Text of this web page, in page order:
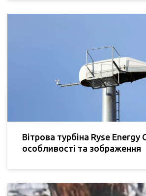
Вітрова турбіна Ryse Energy
особливості та зображення